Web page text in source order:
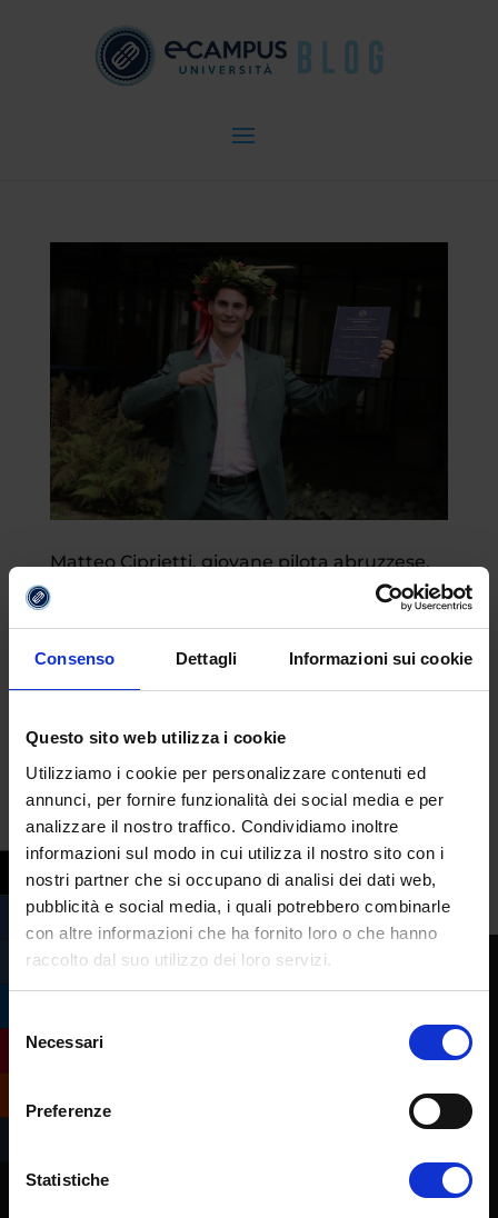
Consenso Dettagli Informazioni sui cookie
Questo sito web utilizza i cookie
Utilizziamo i cookie per personalizzare contenuti ed
annunci, per fornire funzionalità dei social media e per
analizzare il nostro traffico. Condividiamo inoltre
informazioni sul modo in cui utilizza il nostro sito con i
nostri partner che si occupano di analisi dei dati web,
pubblicità e social media, i quali potrebbero combinarle
con altre informazioni che ha fornito loro o che hanno
raccolto dal suo utilizzo dei loro servizi.
delNecessari
Preferenze
Statistiche
Matteo Ciprietti, giovane pilota abruzzese,
ha da poco conseguito la laurea in Scienze e
Attività Motorie. Sogna di diventare
Studenti
poco conseguito la laurea magistrale in
Scienze dell’Esercizio Fisico per il Benessere
e la Salute – indirizzo Attività Motoria nella
Scuola Secondaria. Pratica...